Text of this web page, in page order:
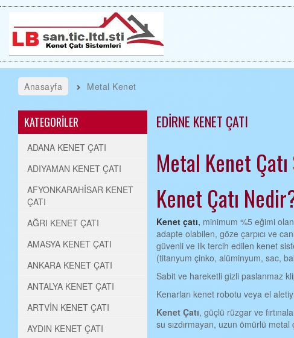
Anasayfa Metal Kenet
KATEGORİLER
ADANA KENET ÇATI
ADIYAMAN KENET ÇATI
AFYONKARAHİSAR KENET
ÇATI
AĞRI KENET ÇATI
AMASYA KENET ÇATI
ANKARA KENET ÇATI
ANTALYA KENET ÇATI
ARTVİN KENET ÇATI
AYDIN KENET ÇATI
EDİRNE KENET ÇATI
Metal Kenet
Kenet Çatı
Kenet çatı, minimum %5 eğimi
adapte olabilen, göze çarpıcı ve
güvenli ve ilk tercih edilen kenet
(titanyum çinko, alüminyum, sac,
Sabit ve hareketli gizli paslanmaz
Kenarları kenet robotu veya el
Kenet Çatı, güçlü rüzgar ve
su sızdırmayan, uzun ömürlü metal